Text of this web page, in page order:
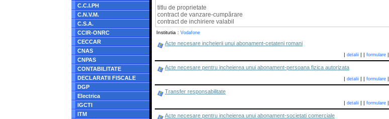
C.C.I.PH
C.N.V.M.
C.S.A.
CCIR-ONRC
CECCAR
CNAS
CNPAS
CONTABILITATE
DECLARATII FISCALE
DGP
Electrica
IGCTI
ITM
titlu de proprietate
contract de vanzare-cumpărare
contract de inchiriere valabil
Institutia : Vodafone
Acte necesare incheierii unui abonament-cetateni romani
| detalii| | formulare|
Acte necesare pentru incheierea unui abonament-persoana fizica autorizata
| detalii| | formulare|
Transfer responsabilitate
| detalii| | formulare|
Acte necesare pentru incheierea unui abonament-societati comerciale